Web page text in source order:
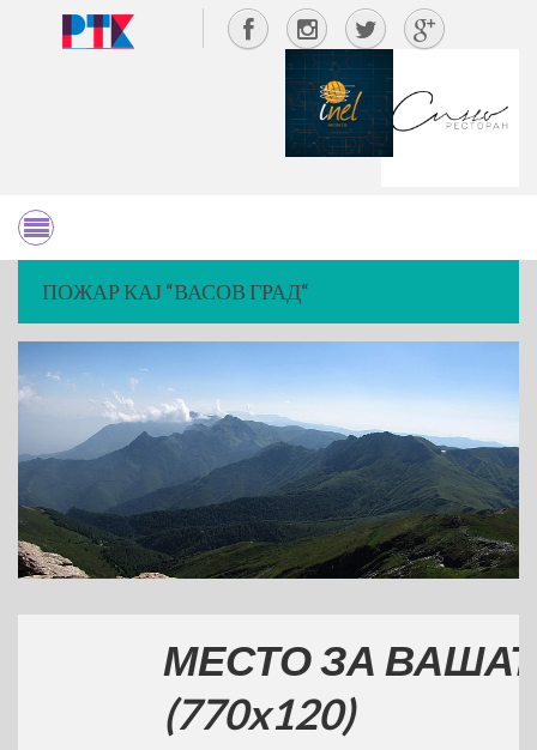
ПОЖАР КАЈ “ВАСОВ ГРАД“
МЕСТО ЗА ВАШАТА
(770x120)